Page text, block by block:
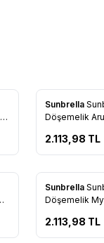
Yeni
Favorilere
Sunbrella
2.113,98 TL
Yeni
Favorilere
Sunbrella
Döşemelik
2.113,98 TL